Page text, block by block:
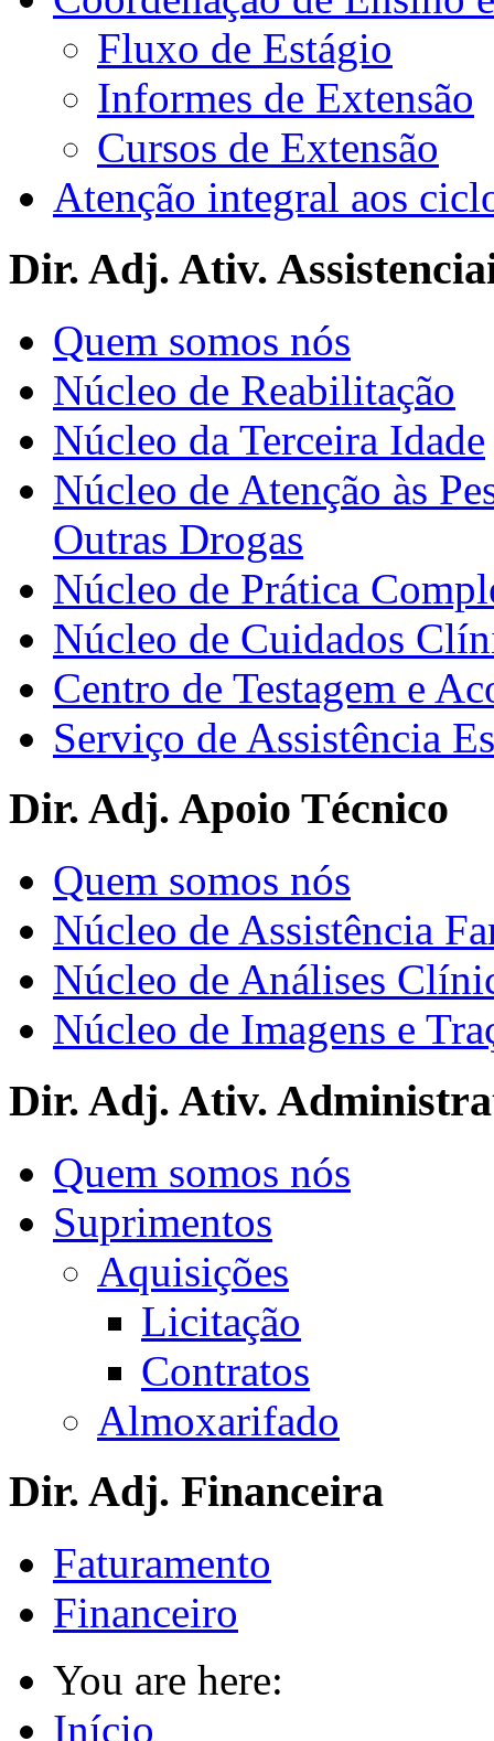
Fluxo de Estágio
Informes de Extensão
Cursos de Extensão
Atenção integral aos
Dir. Adj. Ativ.
Quem somos nós
Núcleo de Reabilitação
Núcleo da Terceira Idade
Núcleo de Atenção às
Outras Drogas
Núcleo de Prática
Núcleo de Cuidados
Centro de Testagem e
Serviço de Assistência
Dir. Adj. Apoio Técnico
Quem somos nós
Núcleo de Assistência
Núcleo de Análises
Núcleo de Imagens e
Dir. Adj. Ativ.
Quem somos nós
Suprimentos
Aquisições
Licitação
Contratos
Almoxarifado
Dir. Adj. Financeira
Faturamento
Financeiro
You are here:
Início